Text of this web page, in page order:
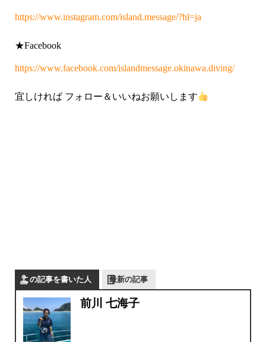
https://www.instagram.com/island.message/?hl=ja
★Facebook
https://www.facebook.com/islandmessage.okinawa.diving/
宜しければ フォロー＆いいねお願いします
この記事を書いた人 最新の記事
前川 七海子